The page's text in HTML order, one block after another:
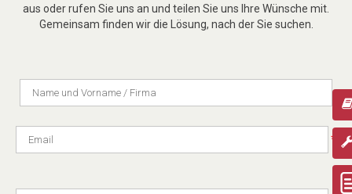
aus oder rufen Sie uns an und teilen Sie uns Ihre Wünsche mit.
Gemeinsam finden wir die Lösung, nach der Sie suchen.
*